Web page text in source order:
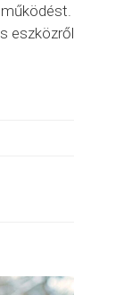
eszközről